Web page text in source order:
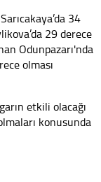
34
29 derece
Odunpazarı'nda
olması
etkili olacağı
konusunda